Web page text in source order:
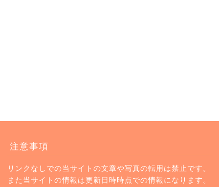
注意事項
リンクなしでの当サイトの文章や写真の転用は禁止です。
また当サイトの情報は更新日時時点での情報になります。